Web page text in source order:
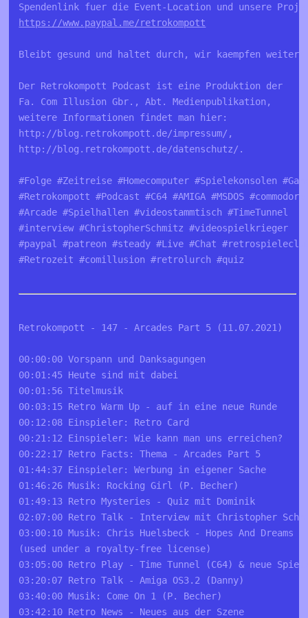
Spendenlink fuer die Event-Location und unsere
https://www.paypal.me/retrokompott
Bleibt gesund und haltet durch, wir kaempfen weiter!
Der Retrokompott Podcast ist eine Produktion der
Fa. Com Illusion Gbr., Abt. Medienpublikation,
weitere Informationen findet man hier:
http://blog.retrokompott.de/impressum/,
http://blog.retrokompott.de/datenschutz/.
#Folge #Zeitreise #Homecomputer #Spielekonsolen
#Retrokompott #Podcast #C64 #AMIGA #MSDOS
#Arcade #Spielhallen #videostammtisch #TimeTunnel
#interview #ChristopherSchmitz #videospielkrieger
#paypal #patreon #steady #Live #Chat
#Retrozeit #comillusion #retrolurch #quiz
Retrokompott - 147 - Arcades Part 5 (11.07.2021)
00:00:00 Vorspann und Danksagungen
00:01:45 Heute sind mit dabei
00:01:56 Titelmusik
00:03:15 Retro Warm Up - auf in eine neue Runde
00:12:08 Einspieler: Retro Card
00:21:12 Einspieler: Wie kann man uns erreichen?
00:22:17 Retro Facts: Thema - Arcades Part 5
01:44:37 Einspieler: Werbung in eigener Sache
01:46:26 Musik: Rocking Girl (P. Becher)
01:49:13 Retro Mysteries - Quiz mit Dominik
02:07:00 Retro Talk - Interview mit Christopher
03:00:10 Musik: Chris Huelsbeck - Hopes And Dreams
(used under a royalty-free license)
03:05:00 Retro Play - Time Tunnel (C64) & neue
03:20:07 Retro Talk - Amiga OS3.2 (Danny)
03:40:00 Musik: Come On 1 (P. Becher)
03:42:10 Retro News - Neues aus der Szene